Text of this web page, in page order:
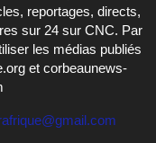
reportages, directs,
sur 24 sur CNC. Par
les médias publiés
et corbeaunews-